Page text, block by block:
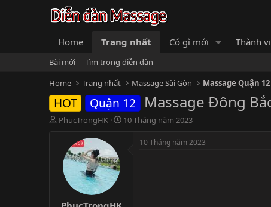
Home Trang nhất Có gì mới Thành
Bài mới
Tìm trong diễn đàn
Home
Trang nhất Massage Sài Gòn Massage Quận
HOT Quận 12 Massage Đông
B
PhucTrongHK
N
10 Tháng năm 2023
10 Tháng năm 2023